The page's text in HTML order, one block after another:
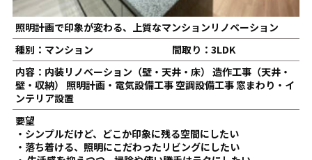
照明計画で印象が変わる、上質なマンションリノベーション
種別：マンション
間取り：3LDK
内容：内装リノベーション（壁・天井・床） 造作工事（天井・
壁・収納） 照明計画・電気設備工事 空調設備工事 窓まわり・イ
ンテリア設置
要望
・シンプルだけど、どこか印象に残る空間にしたい
・落ち着ける、照明にこだわったリビングにしたい